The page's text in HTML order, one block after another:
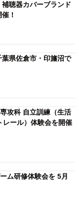
聴器カバーブランド
！
県佐倉市・印旛沼で
攻科 自立訓練（生活
ール）体験会を開催
ム研修体験会を 5月